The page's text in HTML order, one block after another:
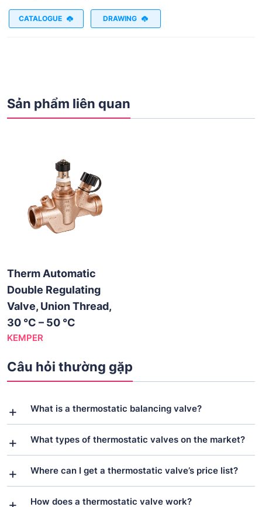
CATALOGUE DRAWING
Sản phẩm liên quan
Therm Automatic
Double Regulating
Valve, Union Thread,
30 °C – 50 °C
KEMPER
Câu hỏi thường gặp
What is a thermostatic balancing valve?
What types of thermostatic valves on the market?
Where can I get a thermostatic valve’s price list?
How does a thermostatic valve work?